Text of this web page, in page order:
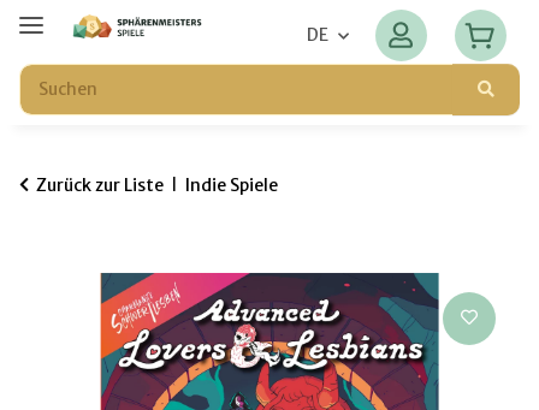
DE
Zurück zur Liste Indie Spiele